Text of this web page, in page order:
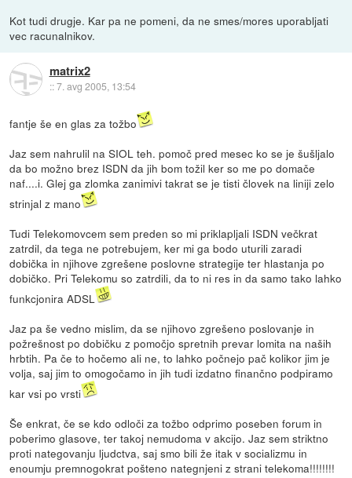
Kot tudi drugje. Kar pa ne pomeni, da ne smes/mores uporabljati
vec racunalnikov.
matrix2
::7. avg 2005, 13:54
fantje še en glas za tožbo
Jaz sem nahrulil na SIOL teh. pomoč pred mesec ko se je šušljalo
da bo možno brez ISDN da jih bom tožil ker so me po domače
naf....i. Glej ga zlomka zanimivi takrat se je tisti človek na liniji zelo
strinjal z mano
Tudi Telekomovcem sem preden so mi priklapljali ISDN večkrat
zatrdil, da tega ne potrebujem, ker mi ga bodo uturili zaradi
dobička in njihove zgrešene poslovne strategije ter hlastanja po
dobičko. Pri Telekomu so zatrdili, da to ni res in da samo tako lahko
funkcjonira ADSL
Jaz pa še vedno mislim, da se njihovo zgrešeno poslovanje in
požrešnost po dobičku z pomočjo spretnih prevar lomita na naših
hrbtih. Pa če to hočemo ali ne, to lahko počnejo pač kolikor jim je
volja, saj jim to omogočamo in jih tudi izdatno finančno podpiramo
kar vsi po vrsti
Še enkrat, če se kdo odloči za tožbo odprimo poseben forum in
poberimo glasove, ter takoj nemudoma v akcijo. Jaz sem striktno
proti nategovanju ljudctva, saj smo bili že itak v socializmu in
enoumju premnogokrat pošteno nategnjeni z strani telekoma!!!!!!!!